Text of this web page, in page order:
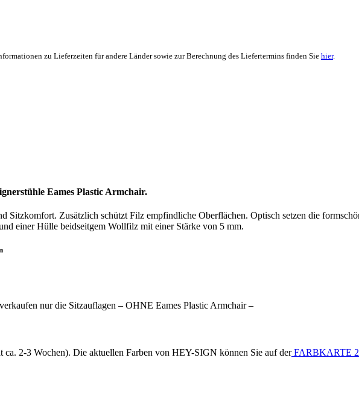
zu Lieferzeiten für andere Länder sowie zur Berechnung des Liefertermins finden Sie hier.
Eames Plastic Armchair.
Sitzkomfort. Zusätzlich schützt Filz empfindliche Oberflächen. Optisch setzen die
einer Hülle beidseitgem Wollfilz mit einer Stärke von 5 mm.
nur die Sitzauflagen – OHNE Eames Plastic Armchair –
ca. 2-3 Wochen). Die aktuellen Farben von HEY-SIGN können Sie auf derFARBKARTE